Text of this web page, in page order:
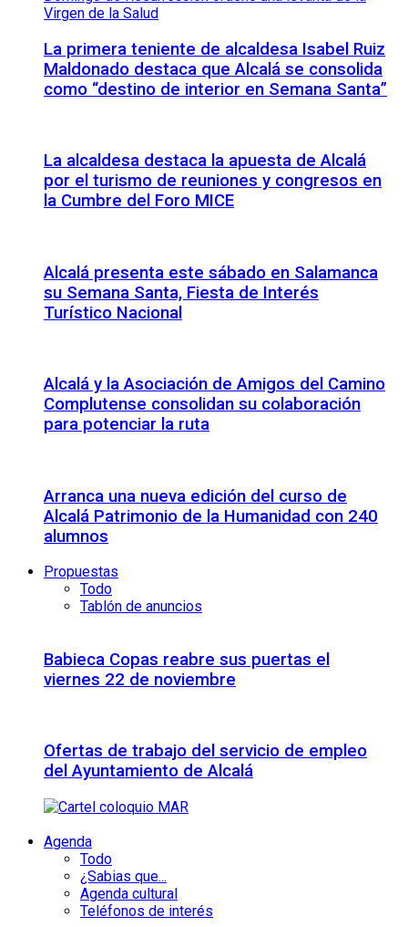
La primera teniente de alcaldesa Isabel Ruiz
Maldonado destaca que Alcalá se consolida
como “destino de interior en Semana Santa”
La alcaldesa destaca la apuesta de Alcalá
por el turismo de reuniones y congresos en
la Cumbre del Foro MICE
Alcalá presenta este sábado en Salamanca
su Semana Santa, Fiesta de Interés
Turístico Nacional
Alcalá y la Asociación de Amigos del Camino
Complutense consolidan su colaboración
para potenciar la ruta
Arranca una nueva edición del curso de
Alcalá Patrimonio de la Humanidad con 240
alumnos
Propuestas
Todo
Tablón de anuncios
Babieca Copas reabre sus puertas el
viernes 22 de noviembre
Ofertas de trabajo del servicio de empleo
del Ayuntamiento de Alcalá
Agenda
Todo
¿Sabias que...
Agenda cultural
Teléfonos de interés